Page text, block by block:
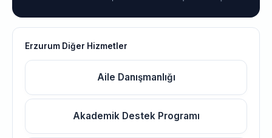
Erzurum Diğer Hizmetler
Aile Danışmanlığı
Akademik Destek Programı